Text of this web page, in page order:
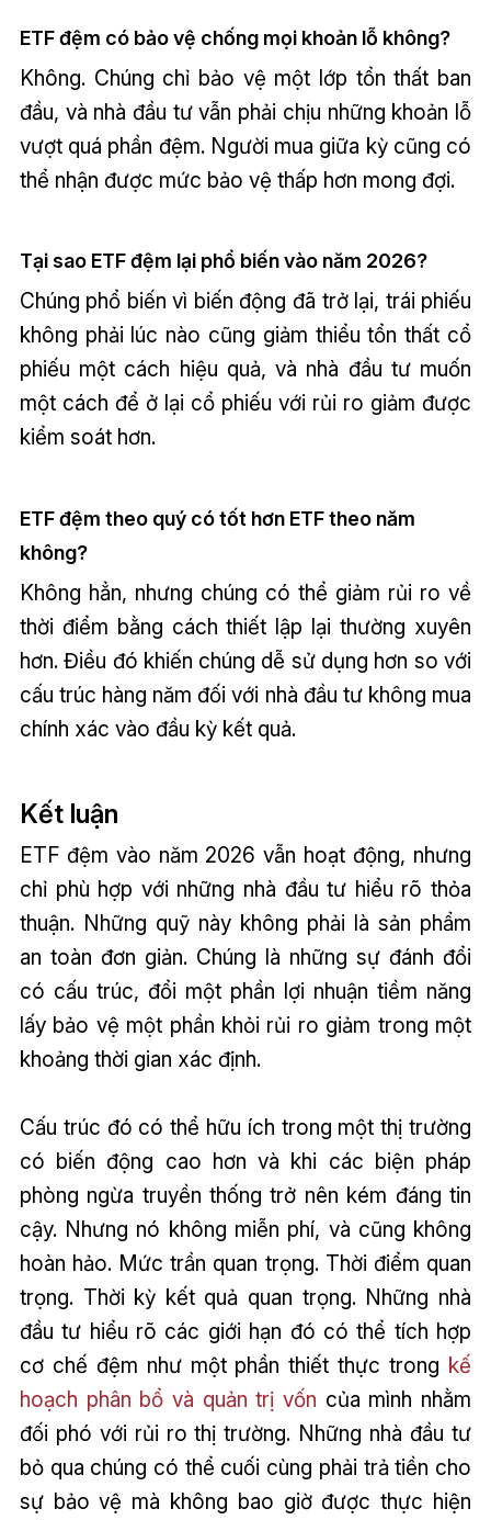
ETF đệm có bảo vệ chống mọi khoản lỗ không?
Không. Chúng chỉ bảo vệ một lớp tổn thất ban
đầu, và nhà đầu tư vẫn phải chịu những khoản lỗ
vượt quá phần đệm. Người mua giữa kỳ cũng có
thể nhận được mức bảo vệ thấp hơn mong đợi.
Tại sao ETF đệm lại phổ biến vào năm 2026?
Chúng phổ biến vì biến động đã trở lại, trái phiếu
không phải lúc nào cũng giảm thiểu tổn thất cổ
phiếu một cách hiệu quả, và nhà đầu tư muốn
một cách để ở lại cổ phiếu với rủi ro giảm được
kiểm soát hơn.
ETF đệm theo quý có tốt hơn ETF theo năm
không?
Không hẳn, nhưng chúng có thể giảm rủi ro về
thời điểm bằng cách thiết lập lại thường xuyên
hơn. Điều đó khiến chúng dễ sử dụng hơn so với
cấu trúc hàng năm đối với nhà đầu tư không mua
chính xác vào đầu kỳ kết quả.
Kết luận
ETF đệm vào năm 2026 vẫn hoạt động, nhưng
chỉ phù hợp với những nhà đầu tư hiểu rõ thỏa
thuận. Những quỹ này không phải là sản phẩm
an toàn đơn giản. Chúng là những sự đánh đổi
có cấu trúc, đổi một phần lợi nhuận tiềm năng
lấy bảo vệ một phần khỏi rủi ro giảm trong một
khoảng thời gian xác định.
Cấu trúc đó có thể hữu ích trong một thị trường
có biến động cao hơn và khi các biện pháp
phòng ngừa truyền thống trở nên kém đáng tin
cậy. Nhưng nó không miễn phí, và cũng không
hoàn hảo. Mức trần quan trọng. Thời điểm quan
trọng. Thời kỳ kết quả quan trọng. Những nhà
đầu tư hiểu rõ các giới hạn đó có thể tích hợp
cơ chế đệm như một phần thiết thực trong kế
hoạch phân bổ và quản trị vốn của mình nhằm
đối phó với rủi ro thị trường. Những nhà đầu tư
bỏ qua chúng có thể cuối cùng phải trả tiền cho
sự bảo vệ mà không bao giờ được thực hiện